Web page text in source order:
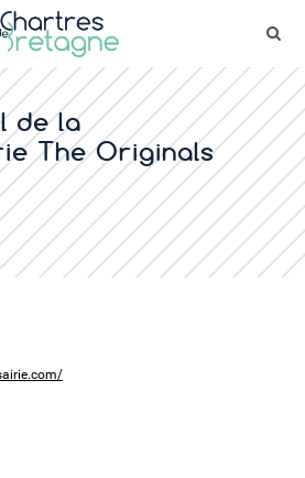
Bienvenue sur le site de la ville de
Ville Zéro phyto / 4 fleurs
de la
The Originals